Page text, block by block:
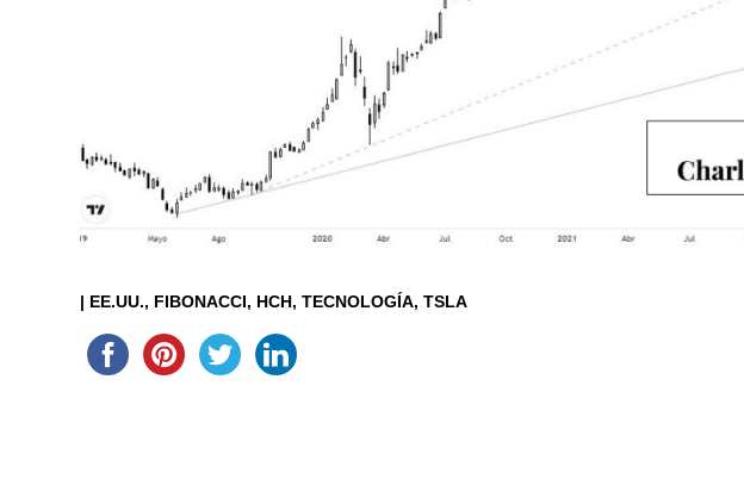
| EE.UU. FIBONACCI HCH TECNOLOGÍA TSLA